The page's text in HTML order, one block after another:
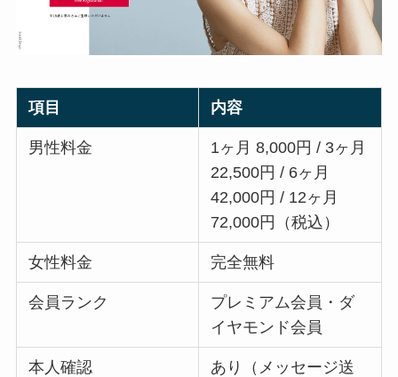
項目 内容
男性料金
1ヶ月 8,000円 / 3ヶ月
22,500円 / 6ヶ月
42,000円 / 12ヶ月
72,000円（税込）
女性料金 完全無料
会員ランク
プレミアム会員・ダ
イヤモンド会員
本人確認
あり（メッセージ送